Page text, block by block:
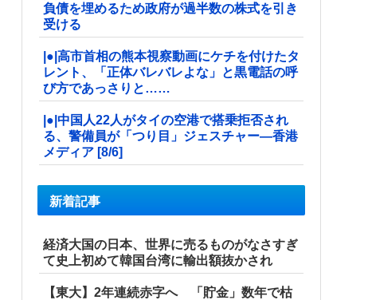
負債を埋めるため政府が過半数の株式を引き
受ける
|●|高市首相の熊本視察動画にケチを付けたタ
レント、「正体バレバレよな」と黒電話の呼
び方であっさりと……
|●|中国人22人がタイの空港で搭乗拒否され
る、警備員が「つり目」ジェスチャー―香港
メディア [8/6]
新着記事
経済大国の日本、世界に売るものがなさすぎ
て史上初めて韓国台湾に輸出額抜かされ
【東大】2年連続赤字へ 「貯金」数年で枯